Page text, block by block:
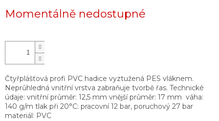
cena:
Momentálně nedostupné
Čtyřplášťová profi PVC hadice vyztužená PES vláknem.
Neprůhledná vnitřní vrstva zabraňuje tvorbě řas. Technické
údaje: vnitřní průměr: 12,5 mm vnější průměr: 17 mm váha:
140 g/m tlak při 20°C: pracovní 12 bar, poruchový 27 bar
materiál: PVC